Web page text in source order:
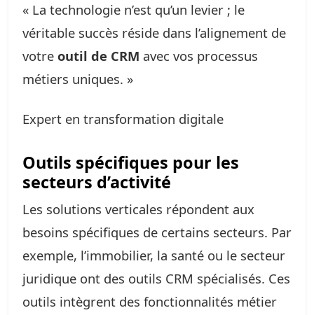
« La technologie n’est qu’un levier ; le
véritable succès réside dans l’alignement de
votre outil de CRM avec vos processus
métiers uniques. »
Expert en transformation digitale
Outils spécifiques pour les
secteurs d’activité
Les solutions verticales répondent aux
besoins spécifiques de certains secteurs. Par
exemple, l’immobilier, la santé ou le secteur
juridique ont des outils CRM spécialisés. Ces
outils intègrent des fonctionnalités métier